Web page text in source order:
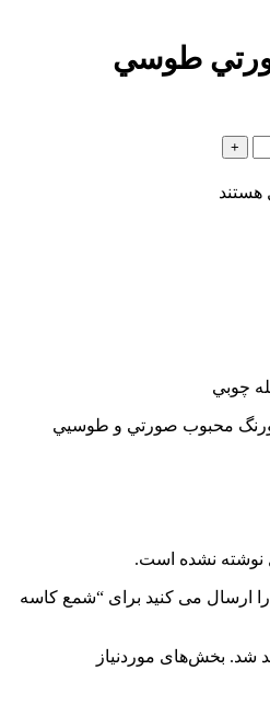
طوسي
چوبي
دورنگ محبوب صورتي و طوسيي
نوشته نشده است.
را ارسال می کنید برای “شمع كاسه
شد. بخش‌های موردنیاز